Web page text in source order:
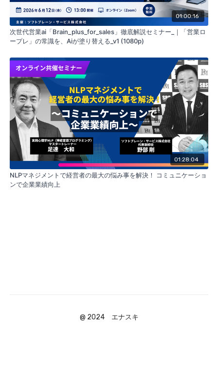
01:00:16
次世代営業ai「Brain_plus_for_sales」徹底解説セミナー_｜「営業ロ
ープレ」の常識を、Aiが塗り替える_v1 (1080p)
01:28:04
NLPマネジメントで経営者の最大の悩み事を解決！ コミュニケーショ
ンで企業業績向上
@ 2024 エナスキ